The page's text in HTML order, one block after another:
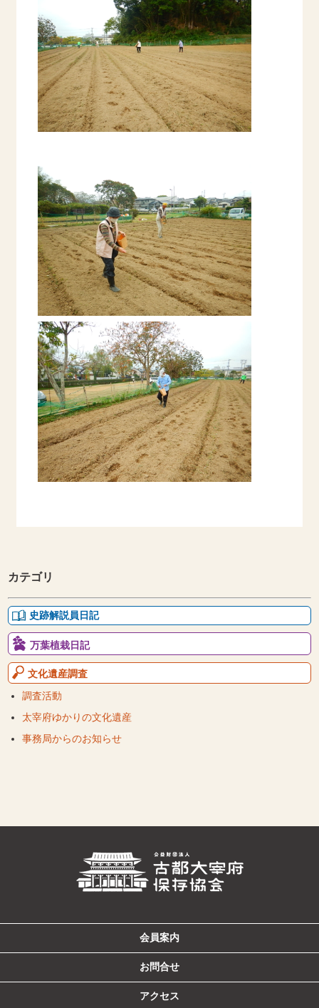
カテゴリ
史跡解説員日記
万葉植栽日記
文化遺産調査
調査活動
太宰府ゆかりの文化遺産
事務局からのお知らせ
会員案内
お問合せ
アクセス